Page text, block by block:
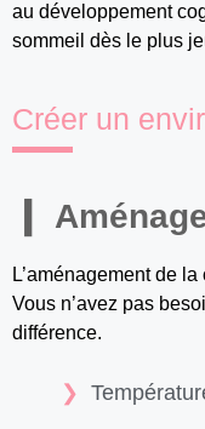
au développement
sommeil dès le plus
Créer un
L’aménagement de
Vous n’avez pas
différence.